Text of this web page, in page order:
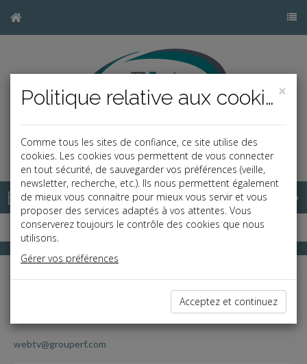
Base documentaire
Toute l'actualité juridique en vidéo
webtv@grouperf.com
×
Politique relative aux cookies
Comme tous les sites de confiance, ce site utilise des
cookies. Les cookies vous permettent de vous connecter
en tout sécurité, de sauvegarder vos préférences (veille,
newsletter, recherche, etc.). Ils nous permettent également
de mieux vous connaitre pour mieux vous servir et vous
proposer des services adaptés à vos attentes. Vous
conserverez toujours le contrôle des cookies que nous
utilisons.
Gérer vos préférences
Acceptez et continuez